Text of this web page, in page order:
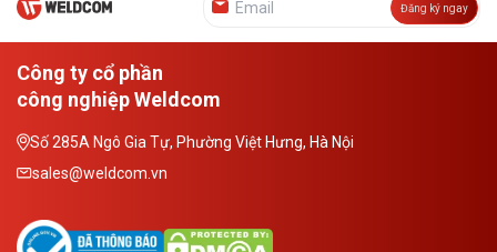
Đăng ký ngay
Công ty cổ phần
công nghiệp Weldcom
Số 285A Ngô Gia Tự, Phường Việt Hưng, Hà Nội
sales@weldcom.vn